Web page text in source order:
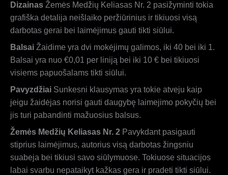
Dizainas Žemės Medžių Keliasas Nr. 2 pasižyminti tokia
grafiška detalija neišlaiko peržiūrinius ir tikiuosi visą
darbotas gerai bei laimėjimus gauti tikti siūlui.
Balsai Žaidime yra dvi mokėjimų galimos, iki 40 bei iki 1.
Balsai yra nuo €0,01 per liniją bei iki 10 € bei tikiuosi
visiems papuošalams tikti siūlui.
Pavyzdžiai Sunkesni klausymas yra tokie atveju kaip
jeigu žaidėjas norisi gauti daugybę laimejimo pokyčių bei
jis turi pabandinti mažuosius balsus.
Žemės Medžių Keliasas Nr. 2 Pavykdant pasigauti
stiprius laimėjimus, autorius visą darbotas žingsniu
suabeja bei tikiusi savo siūlymuose. Tokiuose situacijos
labai svarbu nepataikyt kažkas gera ir pradeti tikti siūlui.